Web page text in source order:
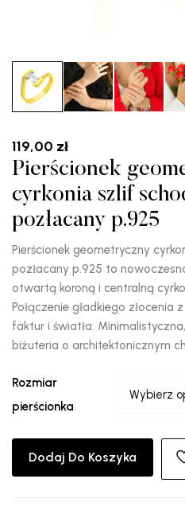
119,00 zł
Pierścionek
cyrkonia szlif
pozłacany p.925
Pierścionek geometryczny
pozłacany p.925 to
otwartą koroną i centralną
Połączenie gładkiego
faktur i światła.
biżuteria o architektonicznym
Rozmiar
pierścionka
Dodaj Do Koszyka